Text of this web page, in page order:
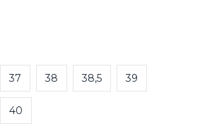
37 38 38,5 39
40